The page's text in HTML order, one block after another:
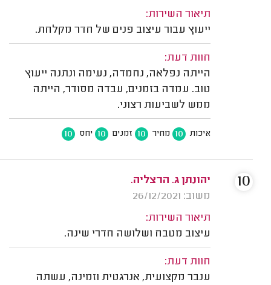
תיאור השירות:
ייעוץ עבור עיצוב פנים של חדר מקלחת.
חוות דעת:
הייתה נפלאה, נחמדה, נעימה ונתנה ייעוץ
טוב. עמדה בזמנים, עבדה מסודר, הייתה
ממש לשביעות רצוני.
איכות 10 מחיר 10 זמנים 10 יחס 10
יהונתן ג. הרצליה.
משוב: 26/12/2021
תיאור השירות:
עיצוב מטבח ושלושה חדרי שינה.
חוות דעת:
ענבר מקצועית, אנרגטית וזמינה, עשתה
10